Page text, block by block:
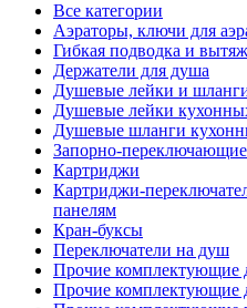
Все категории
Аэраторы, ключи для
Гибкая подводка и
Держатели для душа
Душевые лейки и
Душевые лейки
Душевые шланги
Запорно-
Картриджи
Картриджи-
панелям
Кран-буксы
Переключатели на душ
Прочие комплектующие
Прочие комплектующие